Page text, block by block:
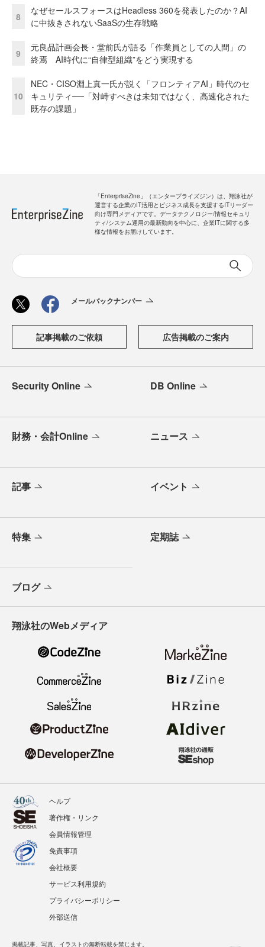
8
なぜセールスフォースはHeadless 360を発表したのか？AI
に中抜きされないSaaSの生存戦略
9
元良品計画会長・堂前氏が語る「作業員としての人間」の
終焉 AI時代に“自律型組織”をどう実現する
10
NEC・CISO淵上真一氏が説く「フロンティアAI」時代のセ
キュリティ──「対峙すべきは未知ではなく、高速化された
既存の課題」
「EnterpriseZine」（エンタープライズジン）は、翔泳社が
運営する企業のIT活用とビジネス成長を支援するITリーダー
向け専門メディアです。データテクノロジー/情報セキュリ
ティ/システム運用の最新動向を中心に、企業ITに関する多
様な情報をお届けしています。
メールバックナンバー
記事掲載のご依頼 広告掲載のご案内
Security Online DB Online
財務・会計Online ニュース
記事 イベント
特集 定期誌
ブログ
翔泳社のWebメディア
ヘルプ
著作権・リンク
会員情報管理
免責事項
会社概要
サービス利用規約
プライバシーポリシー
外部送信
掲載記事、写真、イラストの無断転載を禁じます。